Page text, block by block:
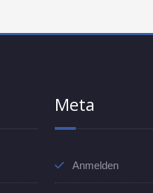
Meta
Anmelden